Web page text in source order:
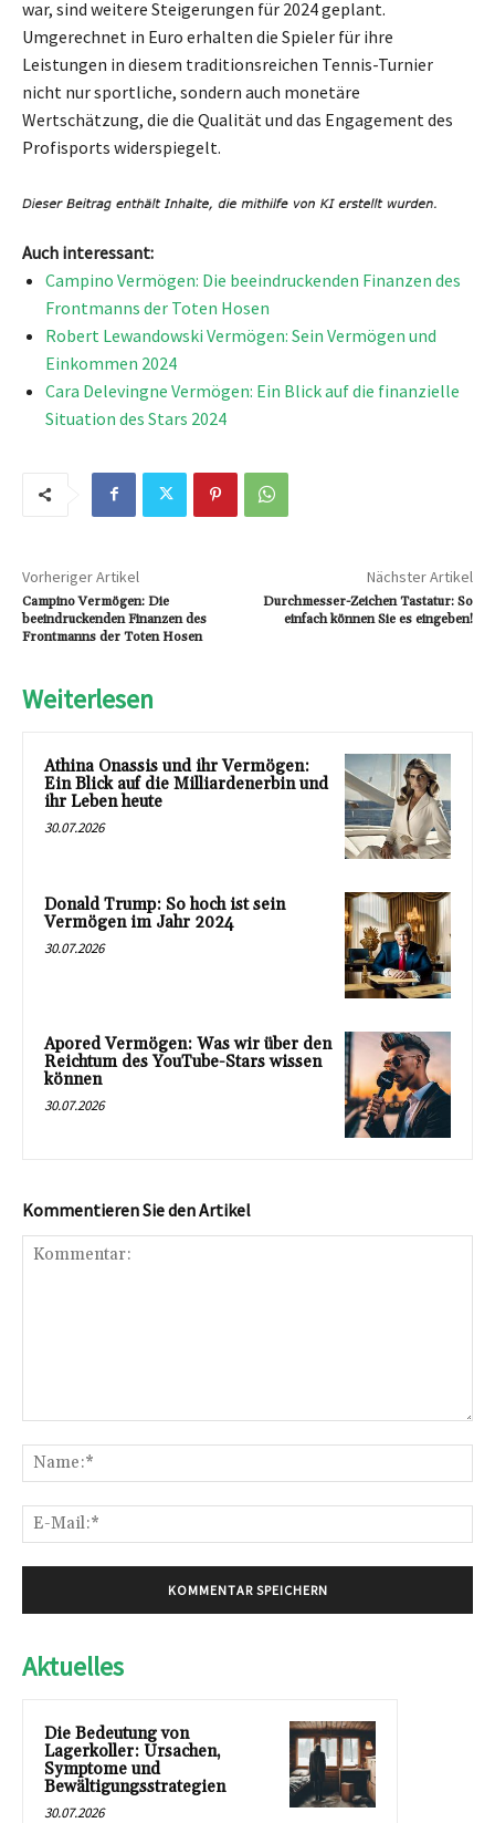
war, sind weitere Steigerungen für 2024 geplant.
Umgerechnet in Euro erhalten die Spieler für ihre
Leistungen in diesem traditionsreichen Tennis-Turnier
nicht nur sportliche, sondern auch monetäre
Wertschätzung, die die Qualität und das Engagement des
Profisports widerspiegelt.
Auch interessant:
Campino Vermögen: Die beeindruckenden Finanzen des
Frontmanns der Toten Hosen
Robert Lewandowski Vermögen: Sein Vermögen und
Einkommen 2024
Cara Delevingne Vermögen: Ein Blick auf die finanzielle
Situation des Stars 2024
Vorheriger Artikel
Campino Vermögen: Die
beeindruckenden Finanzen des
Frontmanns der Toten Hosen
Nächster Artikel
Durchmesser-Zeichen Tastatur: So
einfach können Sie es eingeben!
Weiterlesen
Athina Onassis und ihr Vermögen:
Ein Blick auf die Milliardenerbin und
ihr Leben heute
30.07.2026
Donald Trump: So hoch ist sein
Vermögen im Jahr 2024
30.07.2026
Apored Vermögen: Was wir über den
Reichtum des YouTube-Stars wissen
können
30.07.2026
Kommentieren Sie den Artikel
Aktuelles
Die Bedeutung von
Lagerkoller: Ursachen,
Symptome und
Bewältigungsstrategien
30.07.2026